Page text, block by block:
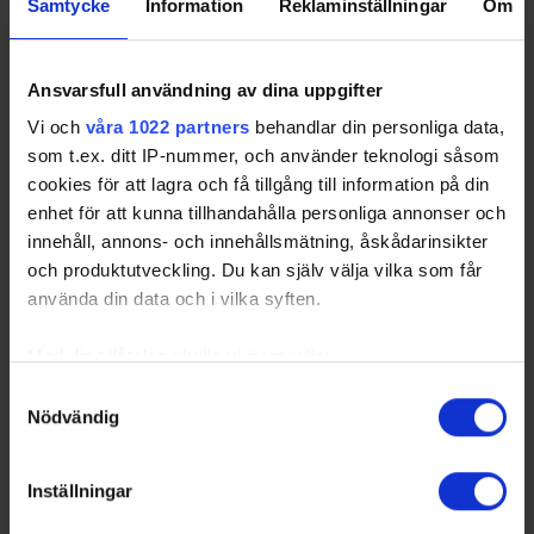
Samtycke Information Reklaminställningar Om
Ansvarsfull användning av dina uppgifter
Vi och våra 1022 partners behandlar din personliga data,
som t.ex. ditt IP-nummer, och använder teknologi såsom
cookies för att lagra och få tillgång till information på din
enhet för att kunna tillhandahålla personliga annonser och
innehåll, annons- och innehållsmätning, åskådarinsikter
och produktutveckling. Du kan själv välja vilka som får
använda din data och i vilka syften.
som kan ha en noggrannhet på upp till flera meter
Ta reda på mer om hur dina personliga uppgifter
Nödvändig
Inställningar